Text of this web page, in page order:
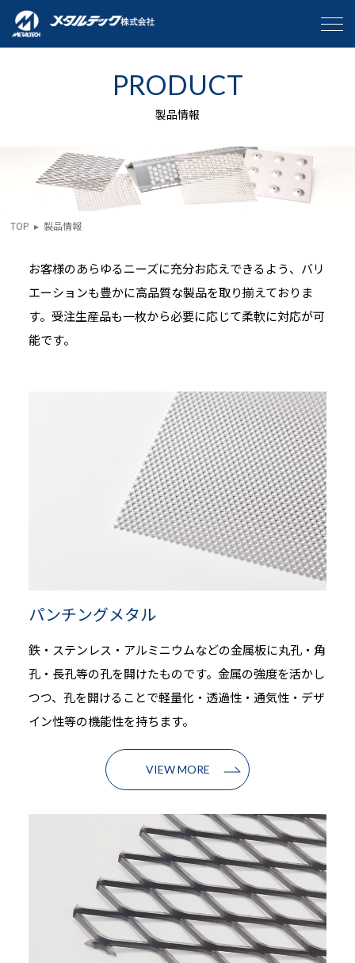
PRODUCT
製品情報
TOP ▸ 製品情報
お客様のあらゆるニーズに充分お応えできるよう、バリ
エーションも豊かに高品質な製品を取り揃えておりま
す。受注生産品も一枚から必要に応じて柔軟に対応が可
能です。
パンチングメタル
鉄・ステンレス・アルミニウムなどの金属板に丸孔・角
孔・長孔等の孔を開けたものです。金属の強度を活かし
つつ、孔を開けることで軽量化・透過性・通気性・デザ
イン性等の機能性を持ちます。
VIEW MORE